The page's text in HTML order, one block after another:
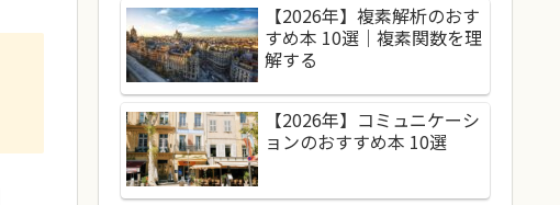
【2026年】複素解析のおす
すめ本 10選｜複素関数を理
解する
【2026年】コミュニケーシ
ョンのおすすめ本 10選